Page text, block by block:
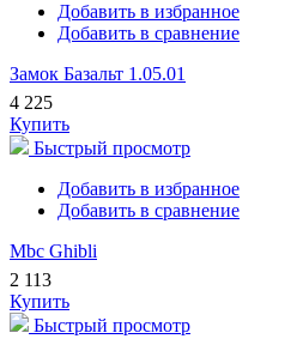
Добавить в избранное
Добавить в сравнение
Замок Базальт 1.05.01
4 225
Купить
Быстрый просмотр
Добавить в избранное
Добавить в сравнение
Mbc Ghibli
2 113
Купить
Быстрый просмотр